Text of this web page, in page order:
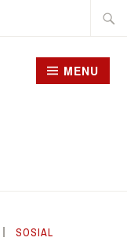
MENU
SOSIAL